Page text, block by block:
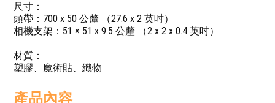
尺寸：
頭帶：700 x 50 公釐 （27.6 x 2 英吋）
相機支架：51 × 51 x 9.5 公釐 （2 x 2 x 0.4 英吋）
材質：
塑膠、魔術貼、織物
產品內容